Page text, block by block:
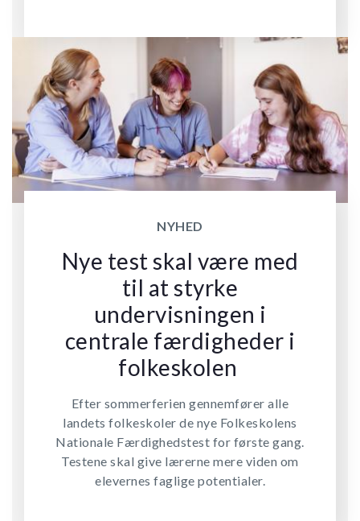
NYHED
Nye test skal være med
til at styrke
undervisningen i
centrale færdigheder i
folkeskolen
Efter sommerferien gennemfører alle
landets folkeskoler de nye Folkeskolens
Nationale Færdighedstest for første gang.
Testene skal give lærerne mere viden om
elevernes faglige potentialer.